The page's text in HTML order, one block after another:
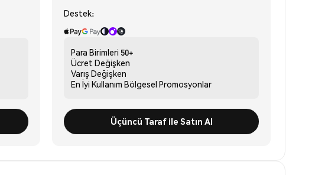
Destek:
Para Birimleri 50+
Ücret Değişken
Varış Değişken
En İyi Kullanım Bölgesel Promosyonlar
Üçüncü Taraf ile Satın Al